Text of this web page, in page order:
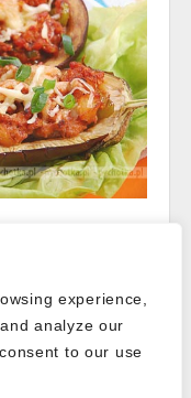
experience,
analyze our
to our use